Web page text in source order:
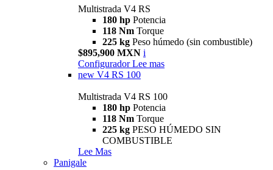
Multistrada V4 RS
180 hp Potencia
118 Nm Torque
225 kg Peso húmedo (sin combustible)
$895,900 MXN i
Configurador Lee mas
new V4 RS 100
Multistrada V4 RS 100
180 hp Potencia
118 Nm Torque
225 kg PESO HÚMEDO SIN
COMBUSTIBLE
Lee Mas
Panigale